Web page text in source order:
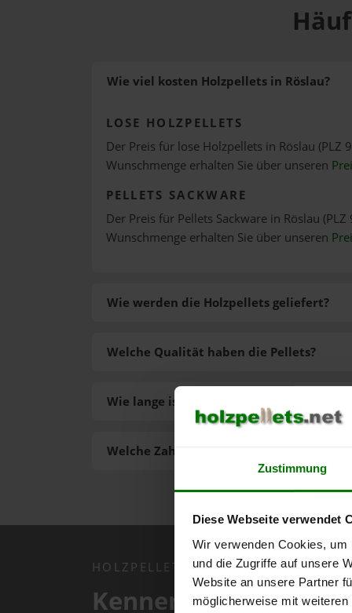
Zustimmung
Diese Webseite verwendet
Wir verwenden Cookies,
und die Zugriffe auf unsere
Website an unsere Partner
möglicherweise mit
Wie viel kosten Holzpellets in Röslau?
LOSE HOLZPELLETS
Der Preis für lose Holzpellets in Röslau (PLZ
Wunschmenge erhalten Sie über unseren
PELLETS SACKWARE
Der Preis für Pellets Sackware in Röslau
Wunschmenge erhalten Sie über unseren
Wie werden die Holzpellets geliefert?
Welche Zahlungsarten gibt es?
Welche Qualität haben die Pellets?
Wie lange ist die Lieferzeit der Pellets?
HOLZPELLETS.NET APP
Kennen Sie schon